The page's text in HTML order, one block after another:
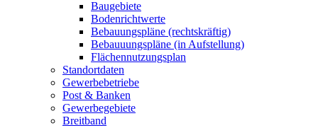
Baugebiete
Bodenrichtwerte
Bebauungspläne (rechtskräftig)
Bebauuungspläne (in Aufstellung)
Flächennutzungsplan
Standortdaten
Gewerbebetriebe
Post & Banken
Gewerbegebiete
Breitband